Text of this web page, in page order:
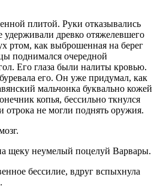
плитой. Руки отказывались
удерживали древко отяжелевшего
ртом, как выброшенная на берег
поднимался очередной
Его глаза были налиты кровью.
его. Он уже придумал, как
мальчонка буквально кожей
копья, бессильно ткнулся
не могли поднять оружия.
щеку неумелый поцелуй Варвары.
бессилие, вдруг вспыхнула